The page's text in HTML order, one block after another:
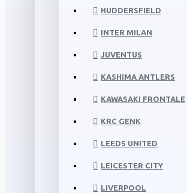
HUDDERSFIELD
INTER MILAN
JUVENTUS
KASHIMA ANTLERS
KAWASAKI FRONTALE
KRC GENK
LEEDS UNITED
LEICESTER CITY
LIVERPOOL